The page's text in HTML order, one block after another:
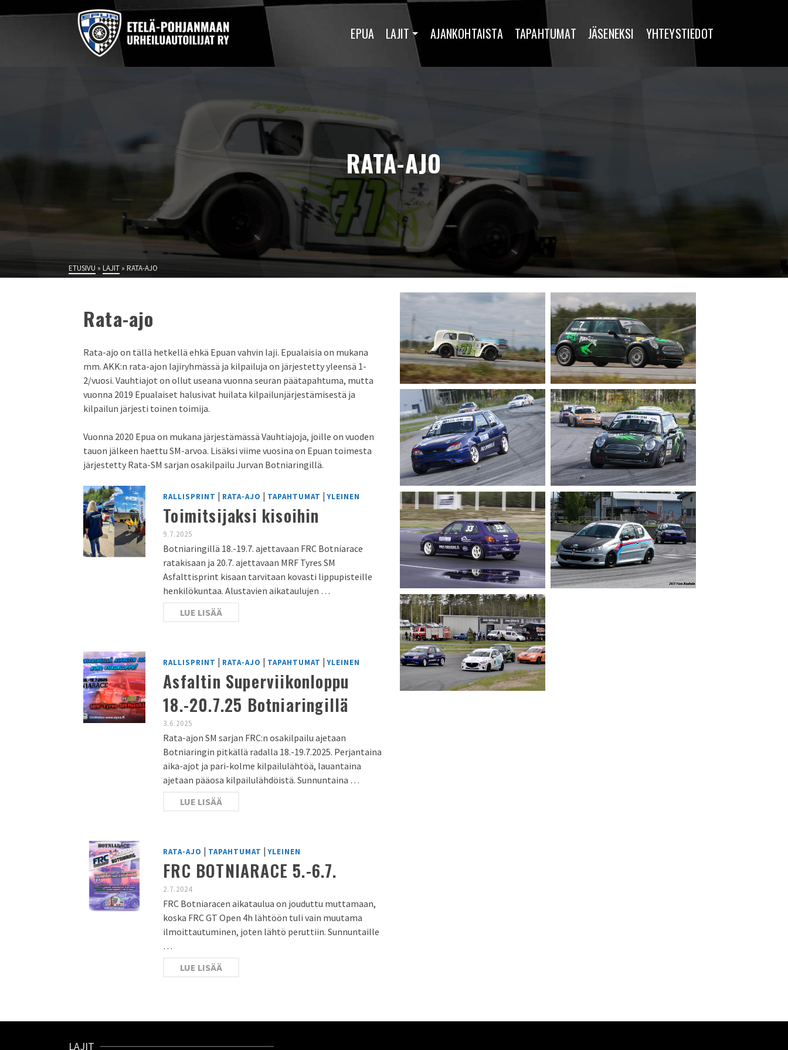
EPUA LAJIT AJANKOHTAISTA TAPAHTUMAT JÄSENEKSI YHTEYSTIEDOT
RATA-AJO
ETUSIVU » LAJIT » RATA-AJO
Rata-ajo
Rata-ajo on tällä hetkellä ehkä Epuan vahvin laji. Epualaisia on mukana
mm. AKK:n rata-ajon lajiryhmässä ja kilpailuja on järjestetty yleensä 1-
2/vuosi. Vauhtiajot on ollut useana vuonna seuran päätapahtuma, mutta
vuonna 2019 Epualaiset halusivat huilata kilpailunjärjestämisestä ja
kilpailun järjesti toinen toimija.
Vuonna 2020 Epua on mukana järjestämässä Vauhtiajoja, joille on vuoden
tauon jälkeen haettu SM-arvoa. Lisäksi viime vuosina on Epuan toimesta
järjestetty Rata-SM sarjan osakilpailu Jurvan Botniaringillä.
RALLISPRINT | RATA-AJO | TAPAHTUMAT |YLEINEN
Toimitsijaksi kisoihin
9.7.2025
Botniaringillä 18.-19.7. ajettavaan FRC Botniarace
ratakisaan ja 20.7. ajettavaan MRF Tyres SM
Asfalttisprint kisaan tarvitaan kovasti lippupisteille
henkilökuntaa. Alustavien aikataulujen …
LUE LISÄÄ
RALLISPRINT | RATA-AJO | TAPAHTUMAT |YLEINEN
Asfaltin Superviikonloppu
18.-20.7.25 Botniaringillä
3.6.2025
Rata-ajon SM sarjan FRC:n osakilpailu ajetaan
Botniaringin pitkällä radalla 18.-19.7.2025. Perjantaina
aika-ajot ja pari-kolme kilpailulähtöä, lauantaina
ajetaan pääosa kilpailulähdöistä. Sunnuntaina …
LUE LISÄÄ
RATA-AJO | TAPAHTUMAT |YLEINEN
FRC BOTNIARACE 5.-6.7.
2.7.2024
FRC Botniaracen aikataulua on jouduttu muttamaan,
koska FRC GT Open 4h lähtöön tuli vain muutama
ilmoittautuminen, joten lähtö peruttiin. Sunnuntaille
…
LUE LISÄÄ
LAJIT